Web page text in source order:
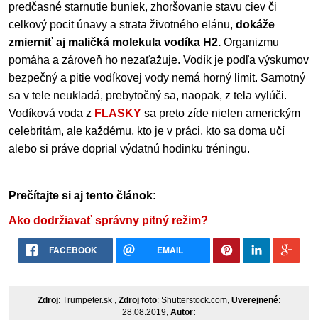
predčasné starnutie buniek, zhoršovanie stavu ciev či
celkový pocit únavy a strata životného elánu, dokáže
zmierniť aj maličká molekula vodíka H2. Organizmu
pomáha a zároveň ho nezaťažuje. Vodík je podľa výskumov
bezpečný a pitie vodíkovej vody nemá horný limit. Samotný
sa v tele neukladá, prebytočný sa, naopak, z tela vylúči.
Vodíková voda z FLASKY sa preto zíde nielen americkým
celebritám, ale každému, kto je v práci, kto sa doma učí
alebo si práve doprial výdatnú hodinku tréningu.
Prečítajte si aj tento článok:
Ako dodržiavať správny pitný režim?
FACEBOOK EMAIL
Zdroj: Trumpeter.sk , Zdroj foto: Shutterstock.com, Uverejnené:
28.08.2019, Autor: